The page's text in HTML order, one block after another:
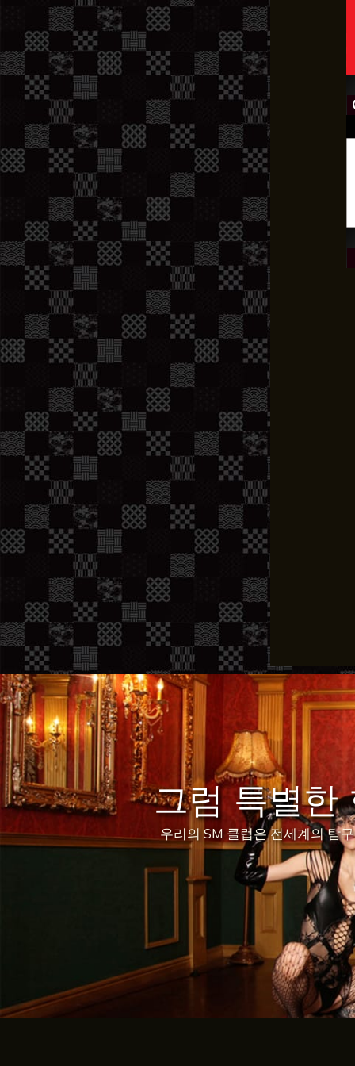
그럼 특별한
우리의 SM 클럽은 전세계의 탐